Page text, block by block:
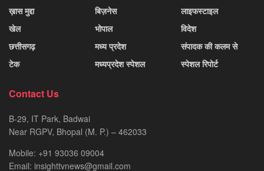
ख़ास मुद्दा
खेल
छत्तीसगढ़
टेक
बिज़नेस
भोपाल
मध्य प्रदेश
मध्यप्रदेश स्पेशल
लाइफस्टाइल
विदेश
संपादक की कलम से
स्पेशल रिपोर्ट
Contact Us
B-29, IT Park, Badwai
Near RGPV, Bhopal (M. P.) – 462033
Mobile: +91 93036 09004
Email: insighttvnews@gmail.com